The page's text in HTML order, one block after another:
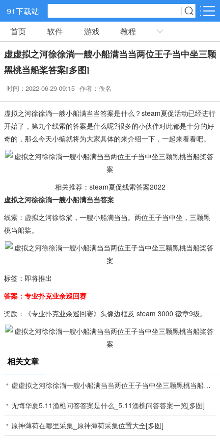
91下载站
网游分类 软件分类
休闲益智 策略塔防 动作冒险
角色扮演 赛车竞速
冒险解谜 体育竞技 音乐节奏
儿童教育 手游辅助 棋牌游戏
首页 软件 游戏 教程
虚虚拟之河徐徐淌一艘小船满当当两位王子当中坐三颗
黑桃当船桨答案[多图]
时间：2022-06-29 09:15 作者：佚名
虚拟之河徐徐淌一艘小船满当当答案是什么？steam夏促活动已经进行
开始了，第九个线索的答案是什么呢?很多的小伙伴对此都是十分的好
奇的，那么今天小编就将为大家具体的来介绍一下，一起来看看吧。
相关推荐：steam夏促线索答案2022
虚拟之河徐徐淌一艘小船满当当答案
线索：虚拟之河徐徐淌，一艘小船满当当。两位王子当中坐，三颗黑
桃当船桨。
标签：即将推出
答案：专业扑克业余巡回赛
奖励：《专业扑克业余巡回赛》头像边框及 steam 3000 徽章9级。
相关文章
虚虚拟之河徐徐淌一艘小船满当当两位王子当中坐三颗黑桃当船桨答案[多图]
无悔华夏5.11渔樵问答答案是什么_5.11渔樵问答答案一览[多图]
原神薄荷在哪里采集_原神薄荷采集位置大全[多图]